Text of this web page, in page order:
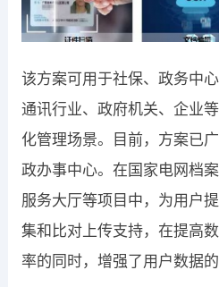
该方案可用于社保、政务中
通讯行业、政府机关、企业
化管理场景。目前，方案已
政办事中心。在国家电网档
服务大厅等项目中，为用户
集和比对上传支持，在提高
率的同时，增强了用户数据的